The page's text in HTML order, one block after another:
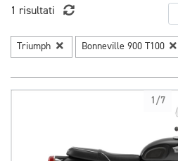
1 risultati
Triumph Bonneville 900 T100
1/7